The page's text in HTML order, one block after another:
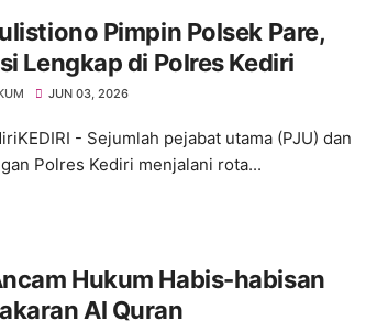
Pimpin Polsek Pare,
Lengkap di Polres Kediri
JUN 03, 2026
- Sejumlah pejabat utama (PJU) dan
Polres Kediri menjalani rota...
Hukum Habis-habisan
Al Quran